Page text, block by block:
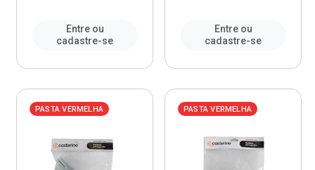
Entre ou
cadastre-se
Entre ou
cadastre-se
PASTA VERMELHA PASTA VERMELHA